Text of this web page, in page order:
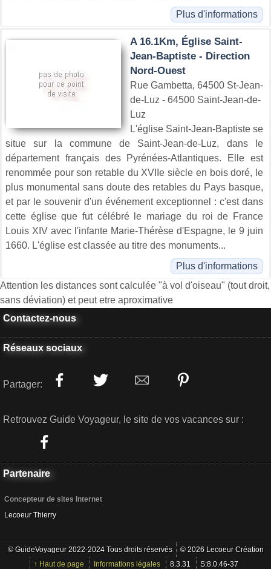
Plus d'informations
A 16.1Km, Église Saint-
Jean-Baptiste - Direction
Nord-Ouest
Rue Gambetta, 64500 St-Jean-
de-Luz - 64500 Saint-Jean-de-
Luz
L'église Saint-Jean-Baptiste se
situe sur la commune de Saint-Jean-de-Luz, dans le
département français des Pyrénées-Atlantiques. Elle est
renommée pour son retable du XVIIe siècle en bois doré, le
plus monumental sans doute des retables du Pays basque,
et par le souvenir d'un événement exceptionnel : c'est dans
cette église que fut célébré le mariage du roi de France
Louis XIV avec l'infante Marie-Thérèse d'Espagne, le 9 juin
1660. L'église est classée au titre des monuments...
Plus d'informations
Attention les distances sont calculée "à vol d'oiseau" (tout droit,
sans déviation) et peut etre aproximative
Contactez-nous
Réseaux sociaux
Partager:
Retrouvez Guide Voyageur, le site de vos vacances sur :
Partenaire
Concepteur de sites Internet
Lecoeur Thierry
© GuideVoyageur 2022-2024 Tous droits réservés
© 2026 Lecoeur Création
↑ Haut de page
Informations légales 8.3.31 S:8.0.46-37